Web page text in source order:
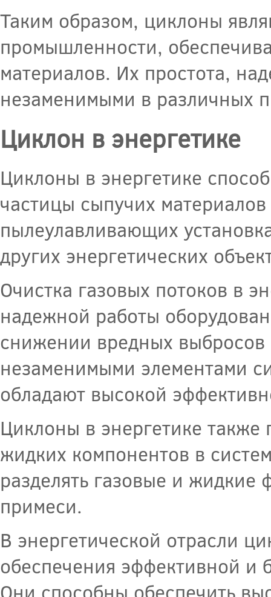
Таким образом, циклоны
промышленности,
материалов. Их простота,
незаменимыми в различных
Циклон в энергетике
Циклоны в энергетике
частицы сыпучих
пылеулавливающих
других энергетических
Очистка газовых потоков в
надежной работы
снижении вредных
незаменимыми элементами
обладают высокой
Циклоны в энергетике
жидких компонентов в
разделять газовые и жидкие
примеси.
В энергетической отрасли
обеспечения эффективной и